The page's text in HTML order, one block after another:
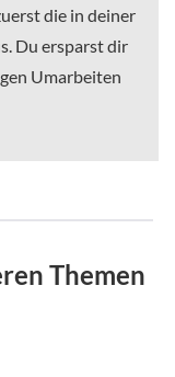
die in deiner
Du ersparst dir
Umarbeiten
Themen